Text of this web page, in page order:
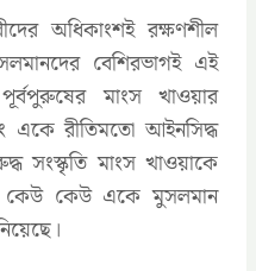
অধিকাংশই রক্ষণশীল
বেশিরভাগই এই
মাংস খাওয়ার
একে রীতিমতো আইনসিদ্ধ
সংস্কৃতি মাংস খাওয়াকে
কেউ কেউ একে মুসলমান